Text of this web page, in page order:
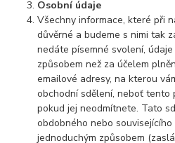
Osobní údaje
Všechny informace, které při
důvěrné a budeme s nimi tak
nedáte písemné svolení,
způsobem než za účelem
emailové adresy, na kterou
obchodní sdělení, neboť tento
pokud jej neodmítnete. Tato
obdobného nebo
jednoduchým způsobem